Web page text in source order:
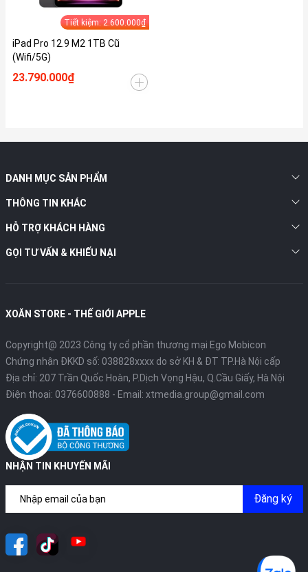
Tiết kiệm: 2.600.000₫
iPad Pro 12.9 M2 1TB Cũ
(Wifi/5G)
23.790.000₫
DANH MỤC SẢN PHẨM
THÔNG TIN KHÁC
HỖ TRỢ KHÁCH HÀNG
GỌI TƯ VẤN & KHIẾU NẠI
XOĂN STORE - THẾ GIỚI APPLE
Copyright@ 2023 Công ty cổ phần thương mại Ego Mobicon
Chứng nhận ĐKKD số: 038828xxxx do sở KH & ĐT TP.Hà Nội cấp
Địa chỉ: 207 Trần Quốc Hoàn, P.Dịch Vọng Hậu, Q.Cầu Giấy, Hà Nội
Điện thoại: 0376600888 - Email: xtmedia.group@gmail.com
NHẬN TIN KHUYẾN MÃI
Đăng ký